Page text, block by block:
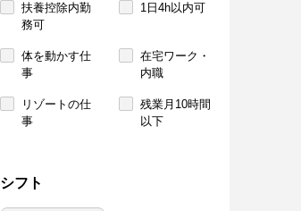
扶養控除内勤
務可
1日4h以内可
体を動かす仕
事
在宅ワーク・
内職
リゾートの仕
事
残業月10時間
以下
シフト